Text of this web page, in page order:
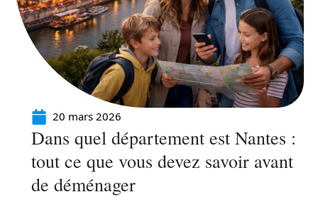
20 mars 2026
Dans quel département est Nantes :
tout ce que vous devez savoir avant
de déménager